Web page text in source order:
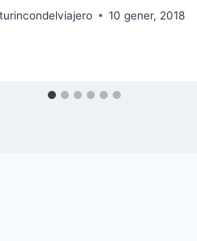
turincondelviajero 10 gener, 2018